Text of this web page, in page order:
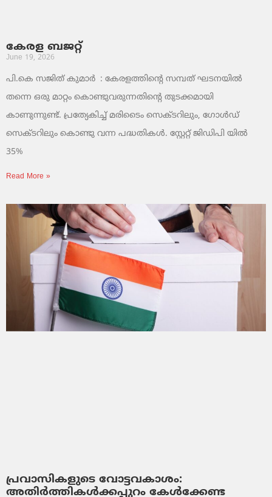
കേരള ബജറ്റ്
June 19, 2026
പി.കെ സജിത് കുമാര്‍ : കേരളത്തിന്റെ സമ്പത് ഘടനയിൽ
തന്നെ ഒരു മാറ്റം കൊണ്ടുവരുന്നതിന്റെ തുടക്കമായി
കാണുന്നുണ്ട്. പ്രത്യേകിച്ച് മരിടൈം സെക്ടറിലും, ഗോൾഡ്
സെക്ടറിലും കൊണ്ടു വന്ന പദ്ധതികൾ. സ്റ്റേറ്റ് ജിഡിപി യിൽ
35%
Read More »
പ്രവാസികളുടെ വോട്ടവകാശം:
അതിർത്തികൾക്കപ്പുറം കേൾക്കേണ്ട